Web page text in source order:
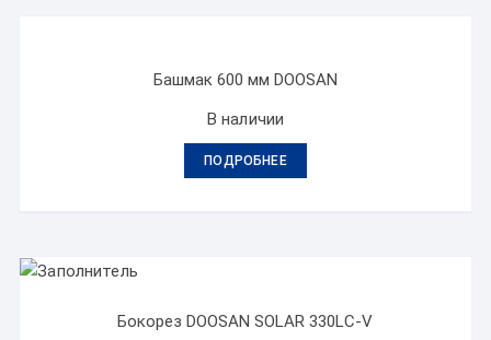
Башмак 600 мм DOOSAN
В наличии
ПОДРОБНЕЕ
Бокорез DOOSAN SOLAR 330LC-V